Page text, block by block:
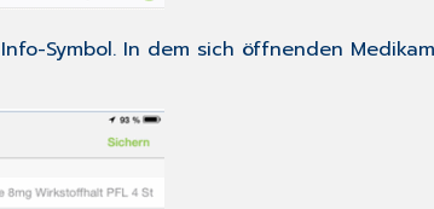
Info-Symbol. In dem sich öffnenden